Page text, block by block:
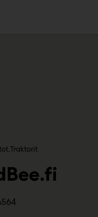
Traktorit